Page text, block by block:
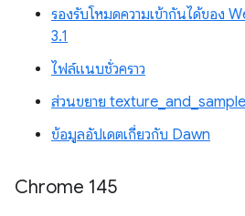
รองรับโหมดความเข้ากันได้ของ
3.1
ไฟล์แนบชั่วคราว
ส่วนขยาย
ข้อมูลอัปเดตเกี่ยวกับ Dawn
Chrome 145